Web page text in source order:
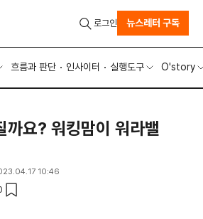
흐름과 판단 인사이터 실행도구 O'story
로그인 뉴스레터 구독
까요? 워킹맘이 워라밸
10:46